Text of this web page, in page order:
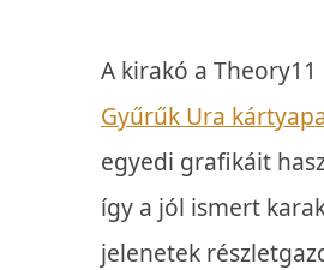
A kirakó a
Gyűrűk Ura
egyedi grafikáit
így a jól ismert
jelenetek